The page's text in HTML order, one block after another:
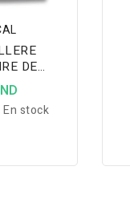
DE
En stock